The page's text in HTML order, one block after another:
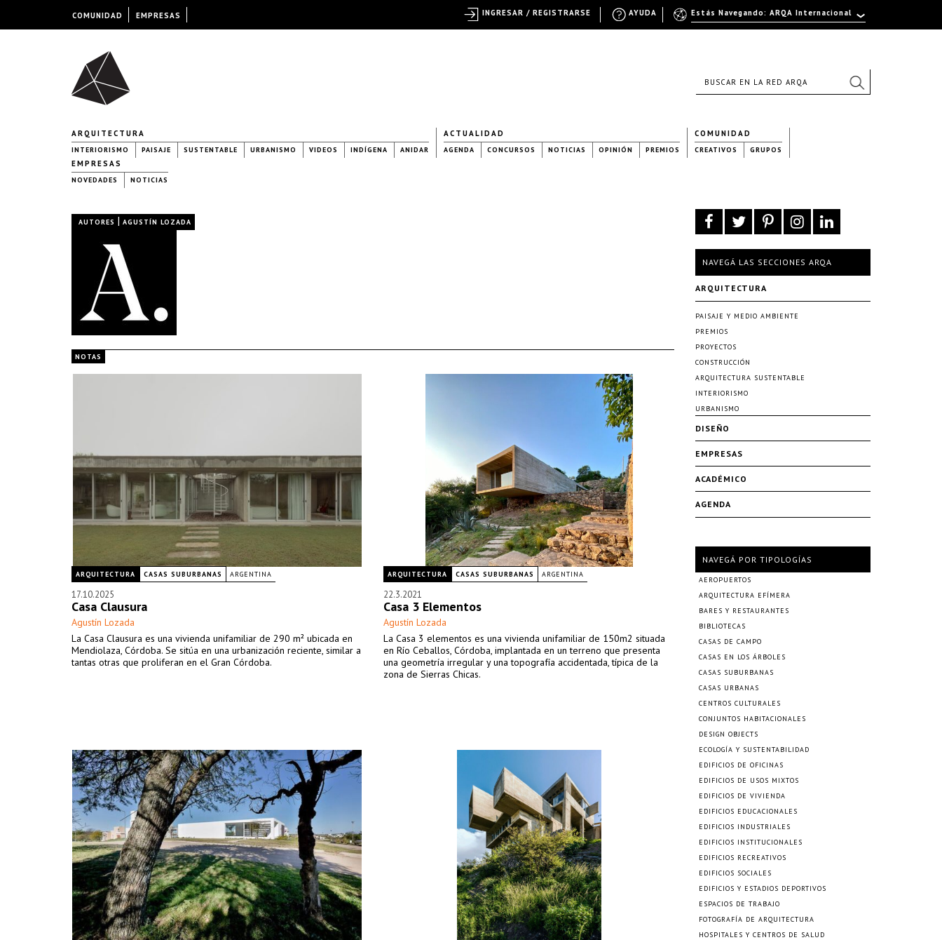
ARQUITECTURA
INTERIORISMO PAISAJE SUSTENTABLE URBANISMO VIDEOS INDÍGENA ANIDAR
ACTUALIDAD
AGENDA CONCURSOS NOTICIAS OPINIÓN PREMIOS
COMUNIDAD
CREATIVOS GRUPOS
EMPRESAS
NOVEDADES NOTICIAS
AUTORES | AGUSTÍN LOZADA
NOTAS
ARQUITECTURA CASAS SUBURBANAS ARGENTINA
17.10.2025
Casa Clausura
Agustín Lozada
La Casa Clausura es una vivienda unifamiliar de 290 m² ubicada en
Mendiolaza, Córdoba. Se sitúa en una urbanización reciente, similar a
tantas otras que proliferan en el Gran Córdoba.
ARQUITECTURA CASAS SUBURBANAS ARGENTINA
22.3.2021
Casa 3 Elementos
Agustín Lozada
La Casa 3 elementos es una vivienda unifamiliar de 150m2 situada
en Río Ceballos, Córdoba, implantada en un terreno que presenta
una geometría irregular y una topografía accidentada, típica de la
zona de Sierras Chicas.
NAVEGÁ LAS SECCIONES ARQA
ARQUITECTURA
PAISAJE Y MEDIO AMBIENTE
PREMIOS
PROYECTOS
CONSTRUCCIÓN
ARQUITECTURA SUSTENTABLE
INTERIORISMO
URBANISMO
DISEÑO
EMPRESAS
ACADÉMICO
AGENDA
NAVEGÁ POR TIPOLOGÍAS
AEROPUERTOS
ARQUITECTURA EFÍMERA
BARES Y RESTAURANTES
BIBLIOTECAS
CASAS DE CAMPO
CASAS EN LOS ÁRBOLES
CASAS SUBURBANAS
CASAS URBANAS
CENTROS CULTURALES
CONJUNTOS HABITACIONALES
DESIGN OBJECTS
ECOLOGÍA Y SUSTENTABILIDAD
EDIFICIOS DE OFICINAS
EDIFICIOS DE USOS MIXTOS
EDIFICIOS DE VIVIENDA
EDIFICIOS EDUCACIONALES
EDIFICIOS INDUSTRIALES
EDIFICIOS INSTITUCIONALES
EDIFICIOS RECREATIVOS
EDIFICIOS SOCIALES
EDIFICIOS Y ESTADIOS DEPORTIVOS
ESPACIOS DE TRABAJO
FOTOGRAFÍA DE ARQUITECTURA
HOSPITALES Y CENTROS DE SALUD
COMUNIDAD EMPRESAS Estás Navegando: ARQA Internacional
AYUDA
INGRESAR / REGISTRARSE